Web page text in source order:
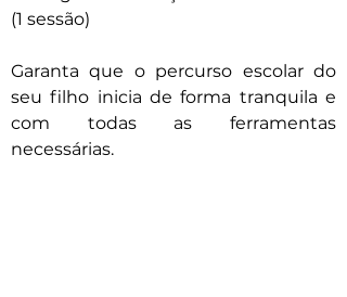
(1 sessão)
Garanta que o percurso escolar do
seu filho inicia de forma tranquila e
com todas as ferramentas
necessárias.